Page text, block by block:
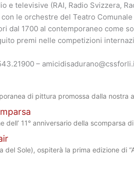
televisive (RAI, Radio Svizzera,
le orchestre del Teatro
dal 1700 al contemporaneo come
premi nelle competizioni
–
di pittura promossa dalla nostra
11° anniversario della scomparsa
Sole), ospiterà la prima edizione di